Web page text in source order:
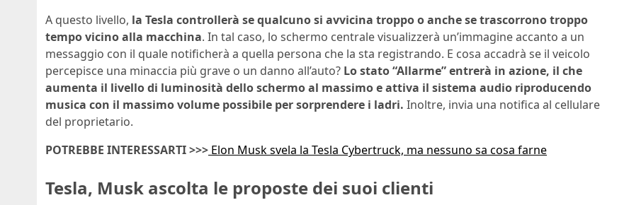
A questo livello, la Tesla controllerà se qualcuno si avvicina troppo o anche se trascorrono troppo
tempo vicino alla macchina. In tal caso, lo schermo centrale visualizzerà un’immagine accanto a un
messaggio con il quale notificherà a quella persona che la sta registrando. E cosa accadrà se il veicolo
percepisce una minaccia più grave o un danno all’auto? Lo stato “Allarme” entrerà in azione, il che
aumenta il livello di luminosità dello schermo al massimo e attiva il sistema audio riproducendo
musica con il massimo volume possibile per sorprendere i ladri. Inoltre, invia una notifica al cellulare
del proprietario.
POTREBBE INTERESSARTI >>> Elon Musk svela la Tesla Cybertruck, ma nessuno sa cosa farne
Tesla, Musk ascolta le proposte dei suoi clienti